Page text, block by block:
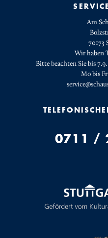
Am
70173
Wir haben
Bitte beachten Sie bis
Mo bis
0711 /